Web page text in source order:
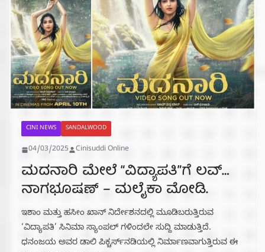
CINI NEWS SANDALWOOD
04/03/2025 Cinisuddi Online
ಮದನಾರಿ ಮೇಲೆ “ವಿದ್ಯಾಪತಿ”ಗೆ ಲವ್…
ನಾಗಭೂಷಣ್ – ಮಲೈಕಾ ಮೋಡಿ.
ಇಶಾಂ ಮತ್ತು ಹಸೀಂ ಖಾನ್ ನಿರ್ದೇಶನದಲ್ಲಿ ಮೂಡಿಬರುತ್ತಿರುವ
‘ವಿದ್ಯಾಪತಿ’ ಸಿನಿಮಾ ಸ್ಯಾಂಪಲ್ ಗಳಿಂದಲೇ ಸುದ್ದಿ ಮಾಡುತ್ತಿದೆ.
ಧನಂಜಯ ಅವರ ಡಾಲಿ ಪಿಕ್ಚರ್ಸ್‌ನಡಿಯಲ್ಲಿ ನಿರ್ಮಾಣವಾಗುತ್ತಿರುವ ಈ